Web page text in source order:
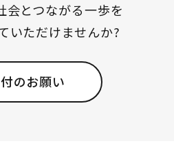
会とつながる一歩を
いただけませんか?
のお願い